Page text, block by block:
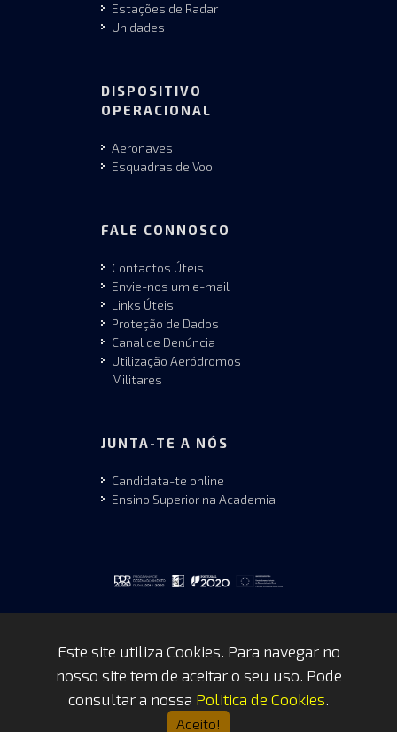
Estações de Radar
Unidades
DISPOSITIVO
OPERACIONAL
Aeronaves
Esquadras de Voo
FALE CONNOSCO
Contactos Úteis
Envie-nos um e-mail
Links Úteis
Proteção de Dados
Canal de Denúncia
Utilização Aeródromos
Militares
JUNTA-TE A NÓS
Candidata-te online
Ensino Superior na Academia
Copyrights © 2026 by FAP - DCSI -
WEBTEAM
Este site utiliza Cookies. Para navegar no
nosso site tem de aceitar o seu uso. Pode
consultar a nossa Politica de Cookies.
Aceito!